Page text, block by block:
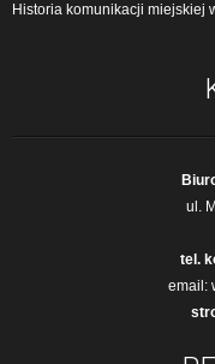
Historia komunikacji miejskiej
ul.
tel.
email: